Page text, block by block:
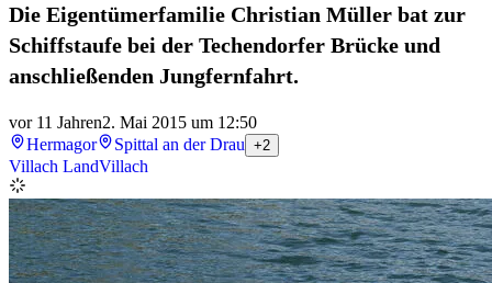
Die Eigentümerfamilie Christian Müller bat zur
Schiffstaufe bei der Techendorfer Brücke und
anschließenden Jungfernfahrt.
vor 11 Jahren2. Mai 2015 um 12:50
Hermagor
Spittal an der Drau +2
Villach LandVillach